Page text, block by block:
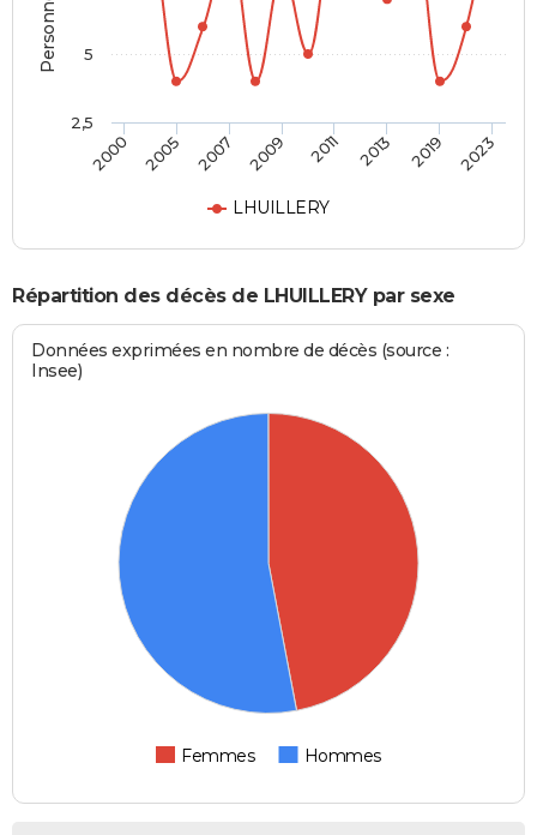
LHUILLERY
2000 2005 2007 2009 2011 2013 2019 2023
2,5
5
Répartition des décès de LHUILLERY par sexe
Données exprimées en nombre de décès (source :
Insee)
Femmes Hommes